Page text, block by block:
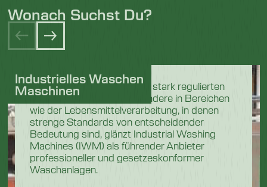
Wonach Suchst Du?
In den anspruchsvollen und stark regulierten
Industriesektoren, insbesondere in Bereichen
wie der Lebensmittelverarbeitung, in denen
strenge Standards von entscheidender
Bedeutung sind, glänzt Industrial Washing
Machines (IWM) als führender Anbieter
professioneller und gesetzeskonformer
Waschanlagen.
Industrielles Waschen
Maschinen